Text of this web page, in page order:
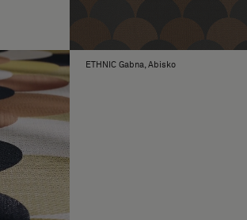
ETHNIC Gabna, Abisko